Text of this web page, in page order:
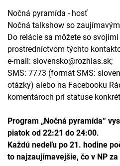
Nočná pyramída - hosť
Nočná talkshow so
Do relácie sa môžete so
prostredníctvom týchto
e-mail: slovensko@rozhlas.sk;
SMS: 7773 (formát SMS:
otázky) alebo na Facebooku
komentároch pri statuse
Program „Nočná pyramída“
piatok od 22:21 do 24:00.
Každú nedeľu po 21. hodine
to najzaujímavejšie, čo v NP